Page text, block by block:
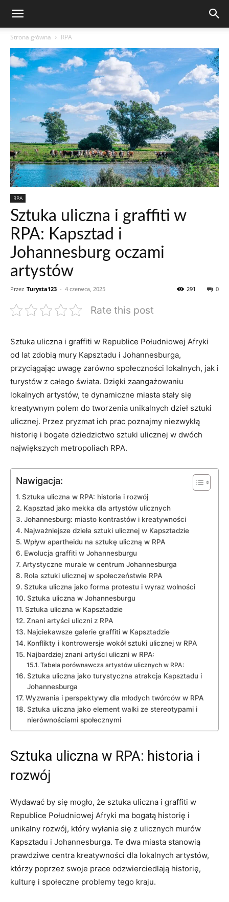
Strona główna RPA
RPA
Sztuka uliczna i graffiti w
RPA: Kapsztad i
Johannesburg oczami
artystów
Przez Turysta123 - 4 czerwca, 2025 0
291
Rate this post
Sztuka uliczna i graffiti w‍ Republice Południowej Afryki
⁣od lat zdobią mury Kapsztadu i Johannesburga,
⁤przyciągając uwagę zarówno społeczności lokalnych, jak i
turystów z całego świata. Dzięki zaangażowaniu
lokalnych artystów, te dynamiczne miasta stały się
kreatywnym polem do⁢ tworzenia⁤ unikalnych dzieł ‍sztuki
ulicznej. Przez​ pryzmat ich prac poznajmy niezwykłą
historię i bogate dziedzictwo sztuki ulicznej w dwóch
największych metropoliach RPA.
Nawigacja:
Sztuka‌ uliczna w RPA: ‌historia i rozwój
Kapsztad jako mekka dla artystów ulicznych
Johannesburg: miasto kontrastów i kreatywności
Najważniejsze dzieła sztuki ulicznej⁣ w⁣ Kapsztadzie
Wpływ apartheidu na sztukę uliczną w RPA
Ewolucja graffiti w ⁢Johannesburgu
Artystyczne murale w centrum Johannesburga
Rola sztuki ulicznej⁣ w społeczeństwie RPA
Sztuka uliczna jako forma​ protestu​ i wyraz wolności
Sztuka uliczna w Johannesburgu
Sztuka uliczna w Kapsztadzie
Znani artyści‍ uliczni z RPA
Najciekawsze ‌galerie graffiti w Kapsztadzie
Konflikty​ i kontrowersje⁤ wokół sztuki ulicznej w⁢ RPA
Najbardziej znani artyści uliczni⁢ w RPA:
Tabela porównawcza artystów‍ ulicznych w⁤ RPA:
Sztuka uliczna jako turystyczna atrakcja Kapsztadu i
Johannesburga
Wyzwania i perspektywy dla młodych ⁤twórców w RPA
Sztuka uliczna⁢ jako element walki ze ⁤stereotypami i
nierównościami społecznymi
Sztuka‌ uliczna w RPA: ‌historia i
rozwój
Wydawać by się mogło, że sztuka uliczna i graffiti ⁣w
Republice Południowej Afryki ma bogatą historię i
unikalny‌ rozwój, który wyłania​ się ⁤z ulicznych‌ murów
Kapsztadu i Johannesburga. Te⁤ dwa miasta stanowią‍
prawdziwe centra kreatywności⁣ dla ⁣lokalnych artystów,
którzy poprzez swoje prace odzwierciedlają ‍historię,⁤
kulturę i społeczne problemy tego kraju.